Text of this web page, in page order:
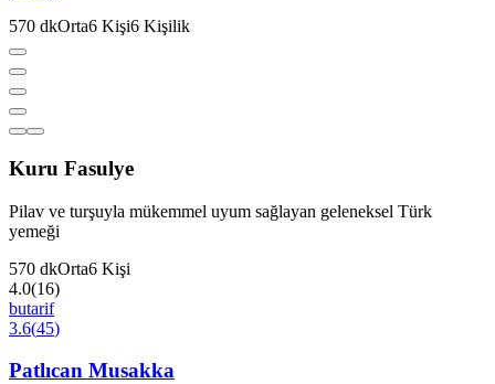
570 dkOrta6 Kişi6 Kişilik
Kuru Fasulye
Pilav ve turşuyla mükemmel uyum sağlayan geleneksel Türk
yemeği
570 dkOrta6 Kişi
4.0(16)
butarif
3.6(45)
Patlıcan Musakka